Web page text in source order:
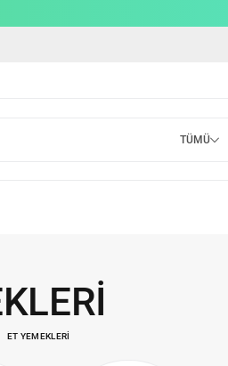
TÜMÜ
ET YEMEKLERI